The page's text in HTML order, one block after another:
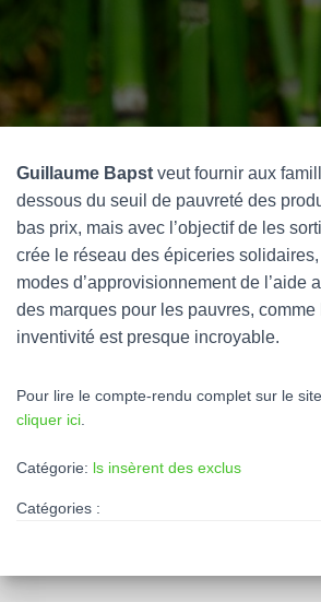
Guillaume Bapst veut fournir aux
dessous du seuil de pauvreté des
bas prix, mais avec l’objectif de les
crée le réseau des épiceries
modes d’approvisionnement de l’aide
des marques pour les pauvres, comme
inventivité est presque incroyable.
Pour lire le compte-rendu complet sur le
cliquer ici
Catégorie: ls insèrent des exclus
Catégories :